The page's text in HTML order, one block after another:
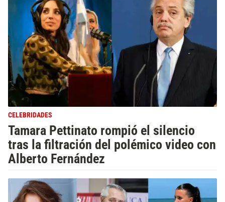
CELEBRIDADES
Tamara Pettinato rompió el silencio
tras la filtración del polémico video con
Alberto Fernández